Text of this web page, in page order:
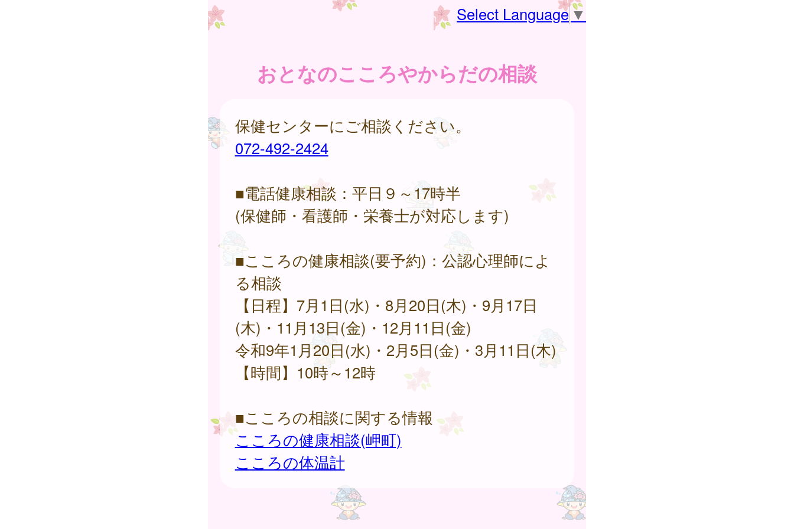
Select Language▼
おとなのこころやからだの相談
保健センターにご相談ください。
072-492-2424
■電話健康相談：平日９～17時半
(保健師・看護師・栄養士が対応します)
■こころの健康相談(要予約)：公認心理師によ
る相談
【日程】7月1日(水)・8月20日(木)・9月17日
(木)・11月13日(金)・12月11日(金)
令和9年1月20日(水)・2月5日(金)・3月11日(木)
【時間】10時～12時
■こころの相談に関する情報
こころの健康相談(岬町)
こころの体温計